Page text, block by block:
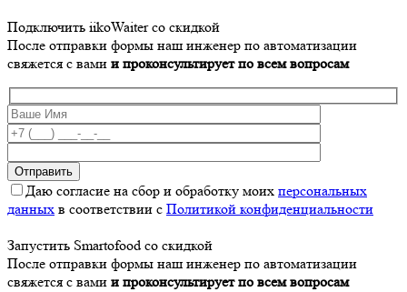
Подключить iikoWaiter со скидкой
После отправки формы наш инженер по автоматизации
свяжется с вами и проконсультирует по всем вопросам
Даю согласие на сбор и обработку моих персональных
данных в соответствии с Политикой конфиденциальности
Запустить Smartofood со скидкой
После отправки формы наш инженер по автоматизации
свяжется с вами и проконсультирует по всем вопросам